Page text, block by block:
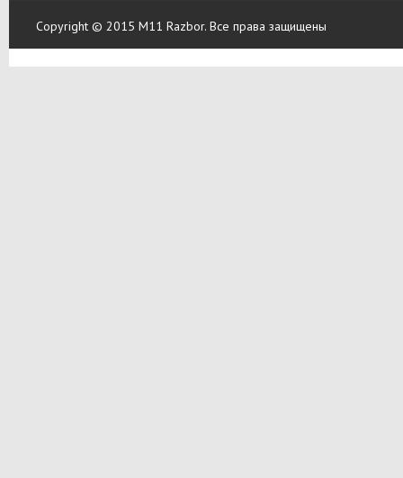
Copyright © 2015 M11 Razbor. Все права защищены